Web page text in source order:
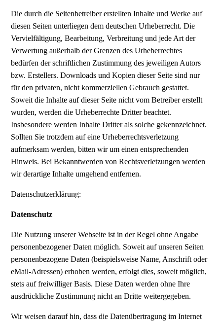
Die durch die Seitenbetreiber erstellten Inhalte und Werke auf
diesen Seiten unterliegen dem deutschen Urheberrecht. Die
Vervielfältigung, Bearbeitung, Verbreitung und jede Art der
Verwertung außerhalb der Grenzen des Urheberrechtes
bedürfen der schriftlichen Zustimmung des jeweiligen Autors
bzw. Erstellers. Downloads und Kopien dieser Seite sind nur
für den privaten, nicht kommerziellen Gebrauch gestattet.
Soweit die Inhalte auf dieser Seite nicht vom Betreiber erstellt
wurden, werden die Urheberrechte Dritter beachtet.
Insbesondere werden Inhalte Dritter als solche gekennzeichnet.
Sollten Sie trotzdem auf eine Urheberrechtsverletzung
aufmerksam werden, bitten wir um einen entsprechenden
Hinweis. Bei Bekanntwerden von Rechtsverletzungen werden
wir derartige Inhalte umgehend entfernen.
Datenschutzerklärung:
Datenschutz
Die Nutzung unserer Webseite ist in der Regel ohne Angabe
personenbezogener Daten möglich. Soweit auf unseren Seiten
personenbezogene Daten (beispielsweise Name, Anschrift oder
eMail-Adressen) erhoben werden, erfolgt dies, soweit möglich,
stets auf freiwilliger Basis. Diese Daten werden ohne Ihre
ausdrückliche Zustimmung nicht an Dritte weitergegeben.
Wir weisen darauf hin, dass die Datenübertragung im Internet